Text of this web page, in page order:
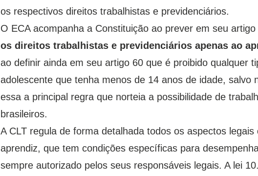
os respectivos direitos trabalhistas e previdenciários.
O ECA acompanha a Constituição ao prever em seu
os direitos trabalhistas e previdenciários apenas ao
ao definir ainda em seu artigo 60 que é proibido qualquer
adolescente que tenha menos de 14 anos de idade, salvo
essa a principal regra que norteia a possibilidade de
brasileiros.
A CLT regula de forma detalhada todos os aspectos
aprendiz, que tem condições específicas para
sempre autorizado pelos seus responsáveis legais. A lei